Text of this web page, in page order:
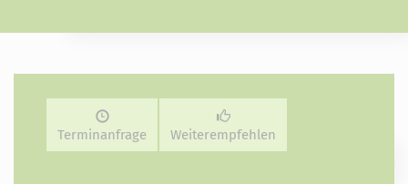
Terminanfrage Weiterempfehlen